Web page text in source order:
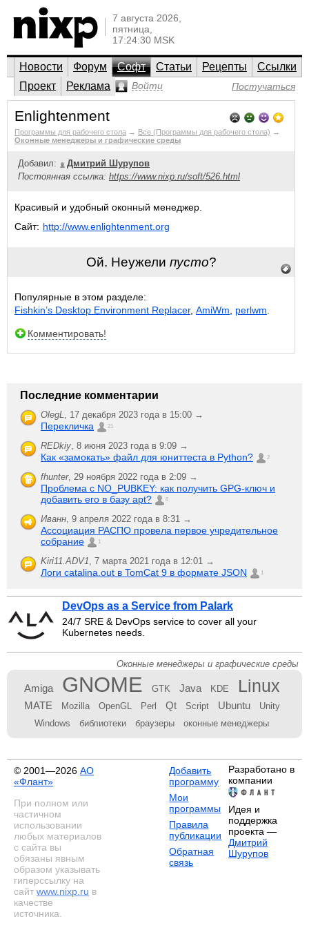
7 августа 2026,
пятница,
17:24:30 MSK
Новости Форум Софт Статьи Рецепты
Ссылки
Проект
Реклама Войти Постучаться
Enlightenment
Программы для рабочего стола → Все (Программы для рабочего стола) →
Оконные менеджеры и графические среды
Добавил:
Дмитрий Шурупов
Постоянная ссылка: https://www.nixp.ru/soft/526.html
Красивый и удобный оконный менеджер.
Сайт: http://www.enlightenment.org
Ой. Неужели пусто?
Популярные в этом разделе:
Fishkin’s Desktop Environment Replacer, AmiWm perlwm
Комментировать!
Последние комментарии
OlegL, 17 декабря 2023 года в 15:00 →
Перекличка 21
REDkiy, 8 июня 2023 года в 9:09 →
Как «замокать» файл для юниттеста в Python? 2
fhunter, 29 ноября 2022 года в 2:09 →
Проблема с NO_PUBKEY: как получить GPG-ключ и
добавить его в базу apt?
6
Иванн, 9 апреля 2022 года в 8:31 →
Ассоциация РАСПО провела первое учредительное
собрание
1
Kiri11.ADV1, 7 марта 2021 года в 12:01 →
Логи catalina.out в TomCat 9 в формате JSON 1
DevOps as a Service from Palark
24/7 SRE & DevOps service to cover all your
Kubernetes needs.
Оконные менеджеры и графические среды
Amiga GNOME GTK Java KDE Linux
MATE Mozilla OpenGL Perl Qt Script Ubuntu
Unity
Windows
библиотеки браузеры оконные менеджеры
© 2001—2026 АО
«Флант»
При полном или
частичном
использовании
любых материалов
с сайта вы
обязаны явным
образом указывать
гиперссылку на
сайт www.nixp.ru в
качестве
источника.
Добавить
программу
Мои
программы
Правила
публикации
Обратная
связь
Разработано в
компании
Идея и
поддержка
проекта —
Дмитрий
Шурупов